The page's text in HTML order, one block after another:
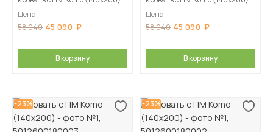
Цена
58 940 45 090
В корзину
Цена
58 940 45 090
В корзину
-23% -23%